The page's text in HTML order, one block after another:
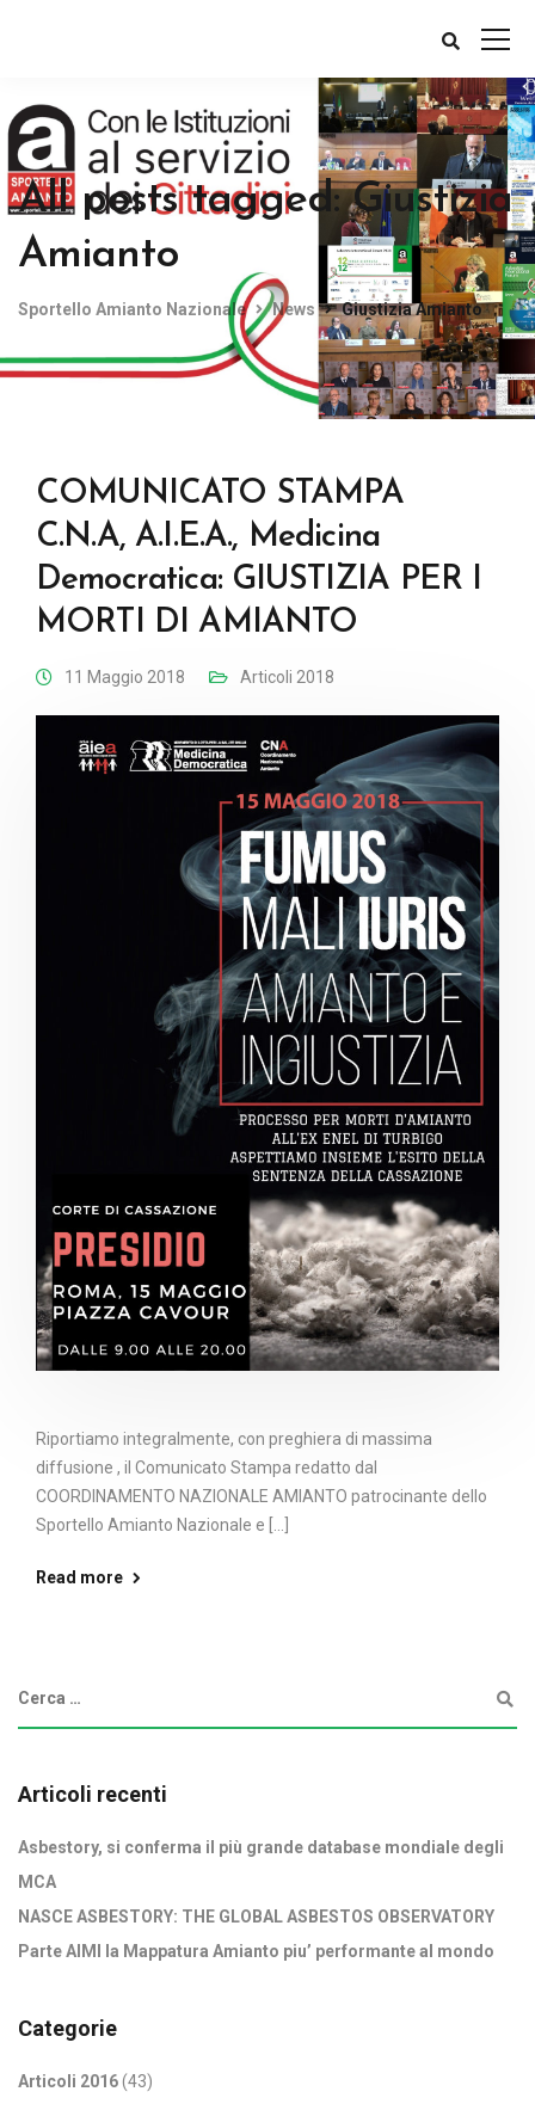
All posts tagged: Giustizia
Amianto
Sportello Amianto Nazionale News Giustizia Amianto
COMUNICATO STAMPA
C.N.A, A.I.E.A., Medicina
Democratica: GIUSTIZIA PER I
MORTI DI AMIANTO
11 Maggio 2018 Articoli 2018
Riportiamo integralmente, con preghiera di massima
diffusione , il Comunicato Stampa redatto dal
COORDINAMENTO NAZIONALE AMIANTO patrocinante dello
Sportello Amianto Nazionale e [...]
Read more
Articoli recenti
Asbestory, si conferma il più grande database mondiale degli
MCA
NASCE ASBESTORY: THE GLOBAL ASBESTOS OBSERVATORY
Parte AIMI la Mappatura Amianto piu’ performante al mondo
Categorie
Articoli 2016(43)